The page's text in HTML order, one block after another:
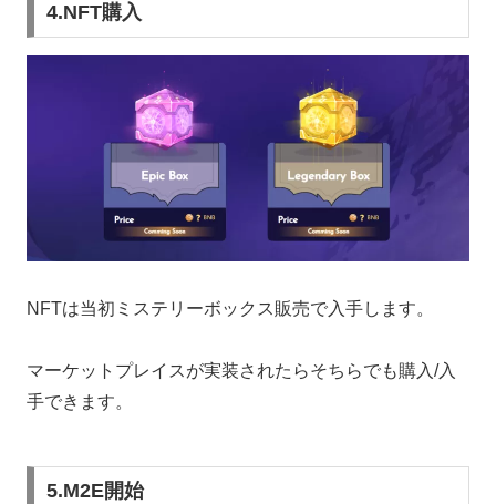
4.NFT購入
NFTは当初ミステリーボックス販売で入手します。
マーケットプレイスが実装されたらそちらでも購入/入
手できます。
5.M2E開始